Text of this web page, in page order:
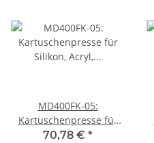
MD400FK-05:
Kartuschenpresse für
Silikon, Acryl,
70,78 € *